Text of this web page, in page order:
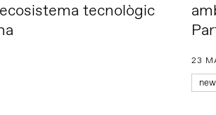
tecnològic
23